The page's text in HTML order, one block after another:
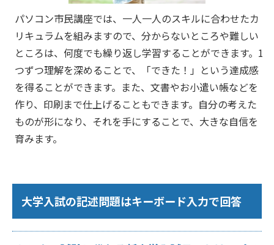
パソコン市民講座では、一人一人のスキルに合わせたカ
リキュラムを組みますので、分からないところや難しい
ところは、何度でも繰り返し学習することができます。1
つずつ理解を深めることで、「できた！」という達成感
を得ることができます。また、文書やお小遣い帳などを
作り、印刷まで仕上げることもできます。自分の考えた
ものが形になり、それを手にすることで、大きな自信を
育みます。
大学入試の記述問題はキーボード入力で回答